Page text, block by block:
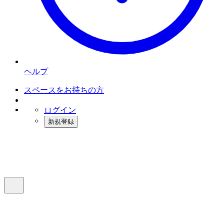
ヘルプ
スペースをお持ちの方
ログイン
新規登録